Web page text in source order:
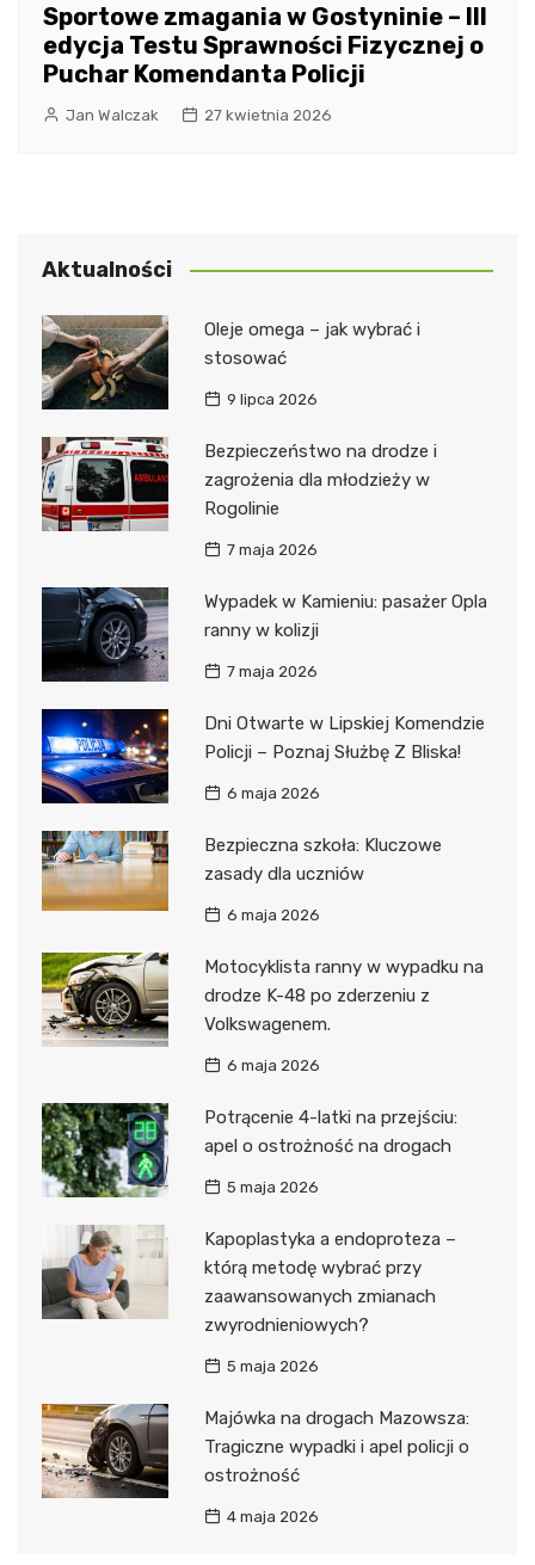
Sportowe zmagania w Gostyninie – III
edycja Testu Sprawności Fizycznej o
Puchar Komendanta Policji
Jan Walczak 27 kwietnia 2026
Aktualności
Oleje omega – jak wybrać i
stosować
9 lipca 2026
Bezpieczeństwo na drodze i
zagrożenia dla młodzieży w
Rogolinie
7 maja 2026
Wypadek w Kamieniu: pasażer Opla
ranny w kolizji
7 maja 2026
Dni Otwarte w Lipskiej Komendzie
Policji – Poznaj Służbę Z Bliska!
6 maja 2026
Bezpieczna szkoła: Kluczowe
zasady dla uczniów
6 maja 2026
Motocyklista ranny w wypadku na
drodze K-48 po zderzeniu z
Volkswagenem.
6 maja 2026
Potrącenie 4-latki na przejściu:
apel o ostrożność na drogach
5 maja 2026
Kapoplastyka a endoproteza –
którą metodę wybrać przy
zaawansowanych zmianach
zwyrodnieniowych?
5 maja 2026
Majówka na drogach Mazowsza:
Tragiczne wypadki i apel policji o
ostrożność
4 maja 2026